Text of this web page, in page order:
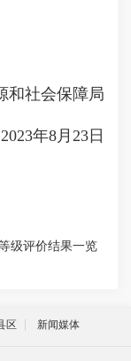
社会保障局
年8月23日
级评价结果一览
区 新闻媒体